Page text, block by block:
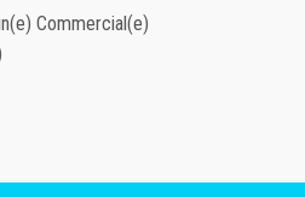
Commercial(e)